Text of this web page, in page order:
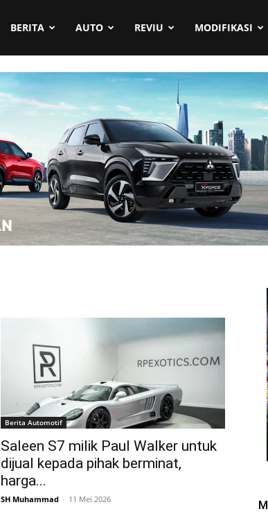
BERITA AUTO REVIU MODIFIKASI
Berita Automotif
Saleen S7 milik Paul Walker untuk
dijual kepada pihak berminat,
harga...
SH Muhammad - 11 Mei 2026